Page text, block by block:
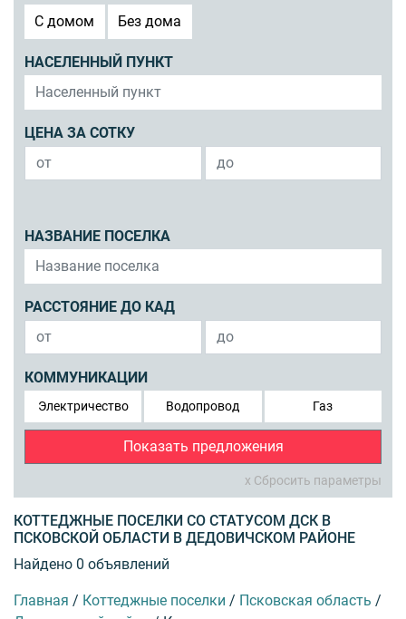
C домом
Без дома
НАСЕЛЕННЫЙ ПУНКТ
ЦЕНА ЗА СОТКУ
НАЗВАНИЕ ПОСЕЛКА
РАССТОЯНИЕ ДО КАД
КОММУНИКАЦИИ
Электричество Водопровод Газ
Показать предложения
x Сбросить параметры
КОТТЕДЖНЫЕ ПОСЕЛКИ СО СТАТУСОМ ДСК В
ПСКОВСКОЙ ОБЛАСТИ В ДЕДОВИЧСКОМ РАЙОНЕ
Найдено 0 объявлений
Главная / Коттеджные поселки / Псковская область /